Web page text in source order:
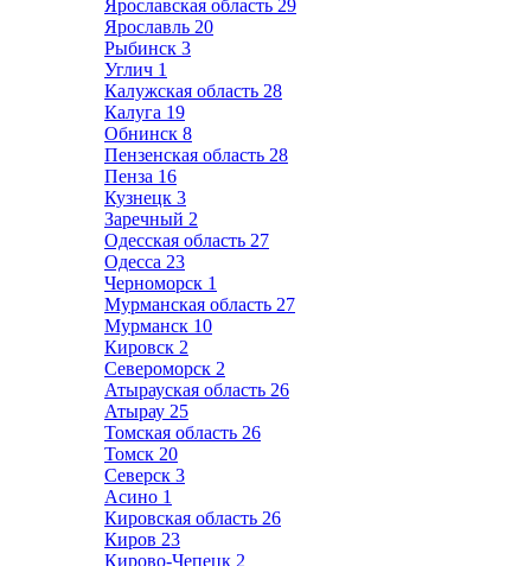
Ярославская область 29
Ярославль 20
Рыбинск 3
Углич 1
Калужская область 28
Калуга 19
Обнинск 8
Пензенская область 28
Пенза 16
Кузнецк 3
Заречный 2
Одесская область 27
Одесса 23
Черноморск 1
Мурманская область 27
Мурманск 10
Кировск 2
Североморск 2
Атырауская область 26
Атырау 25
Томская область 26
Томск 20
Северск 3
Асино 1
Кировская область 26
Киров 23
Кирово-Чепецк 2